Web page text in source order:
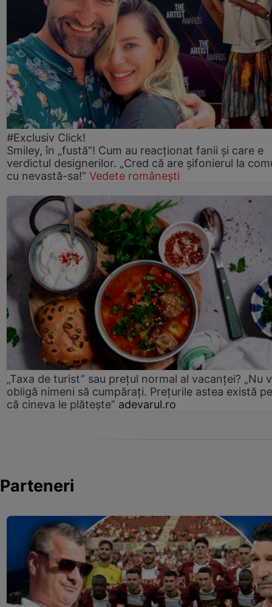
#Exclusiv Click!
Smiley, în „fustă”! Cum au reacționat fanii și care e
verdictul designerilor. „Cred că are șifonierul la
cu nevastă-sa!” Vedete românești
„Taxa de turist” sau prețul normal al vacanței? „Nu
obligă nimeni să cumpărați. Prețurile astea există
că cineva le plătește” adevarul.ro
Parteneri